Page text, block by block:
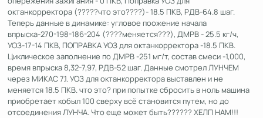
октанкорректора (?????что это????)- 18.5 ПКВ, РДВ-64.8 шаг.
Теперь данные в динамике: угловое поожение начала
впрыска-270-198-186-204 (????меняется???), ДМРВ - 25.5 кг/ч,
УОЗ-17-14 ПКВ, ПОПРАВКА УОЗ для октанкорректора -18.5 ПКВ.
Циклическое заполнение по ДМРВ -251 мг/т, состав смеси -1,000,
время впрыска 8,32-7,97, РДВ-52 шаг. Данные смотрел ЛУНЧЕМ
через МИКАС 7.1. УОЗ для октанкорректора выставлен и не
меняется 18.5 ПКВ. что это? при попытке сбросить в ноль машина
приобретает кобыл 100 сверху всё становится путем, но до
отсоединения ЛУНЧА. Что еще может быть?????? ХЕЛП НАМ!!!